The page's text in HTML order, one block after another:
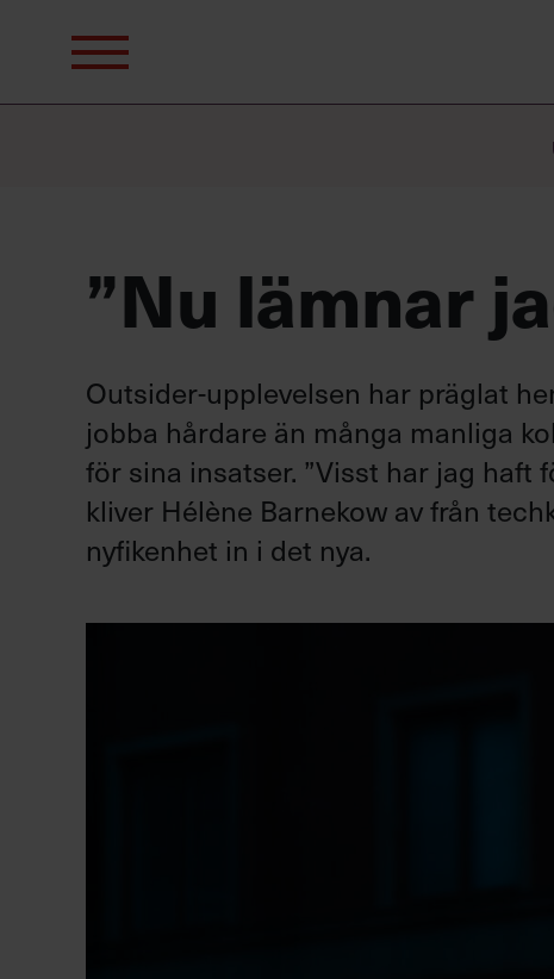
efter:
”Nu lämnar
Outsider-upplevelsen har präglat
jobba hårdare än många manliga
för sina insatser. ”Visst har jag haft
kliver Hélène Barnekow av från
nyfikenhet in i det nya.